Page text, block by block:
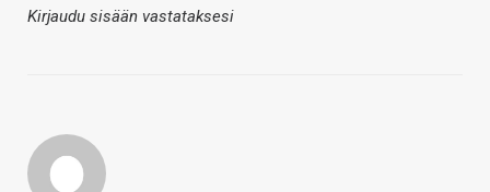
Kirjaudu sisään vastataksesi